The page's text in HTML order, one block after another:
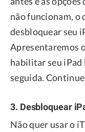
não funcionam, o
desbloquear seu
Apresentaremos
habilitar seu iPad
seguida.
3. Desbloquear
Não quer usar o